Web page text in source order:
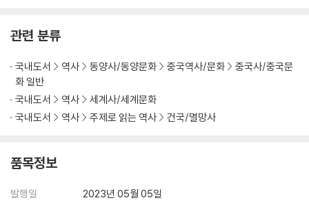
전권위임법으로 히틀러, 권력을 잡다
히틀러, 독일 재무장 선언하다
독일, 오스트리아를 합병하다
역사상 최악의 평화조약에 서명하는 영국
히틀러, 스탈린과 손을 잡다
마지노선이란 무엇인가?
영화 〈덩케르트〉는 실화다
스탈린의 등에 칼 꽂은 히틀러
관련 분류
국내도서 역사 동양사/동양문화 중국역사/문화
중국사/중국문
화 일반
국내도서
역사
세계사/세계문화
국내도서
역사 주제로 읽는 역사 건국/멸망사
품목정보
발행일
2023년 05월 05일